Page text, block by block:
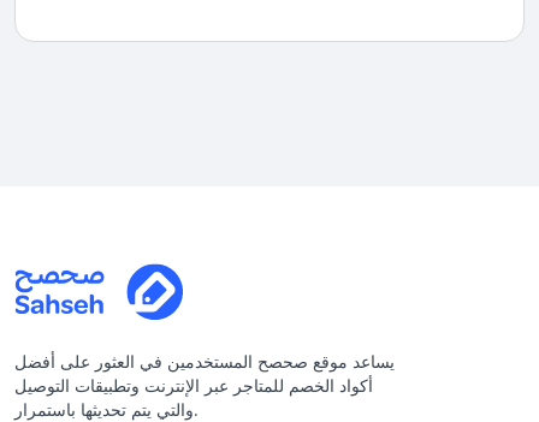
يساعد موقع صحصح المستخدمين في العثور على أفضل
أكواد الخصم للمتاجر عبر الإنترنت وتطبيقات التوصيل
والتي يتم تحديثها باستمرار.